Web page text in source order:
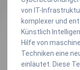
von IT-
komplexer und
Künstlich
Hilfe von
Techniken eine
einläutet. Diese